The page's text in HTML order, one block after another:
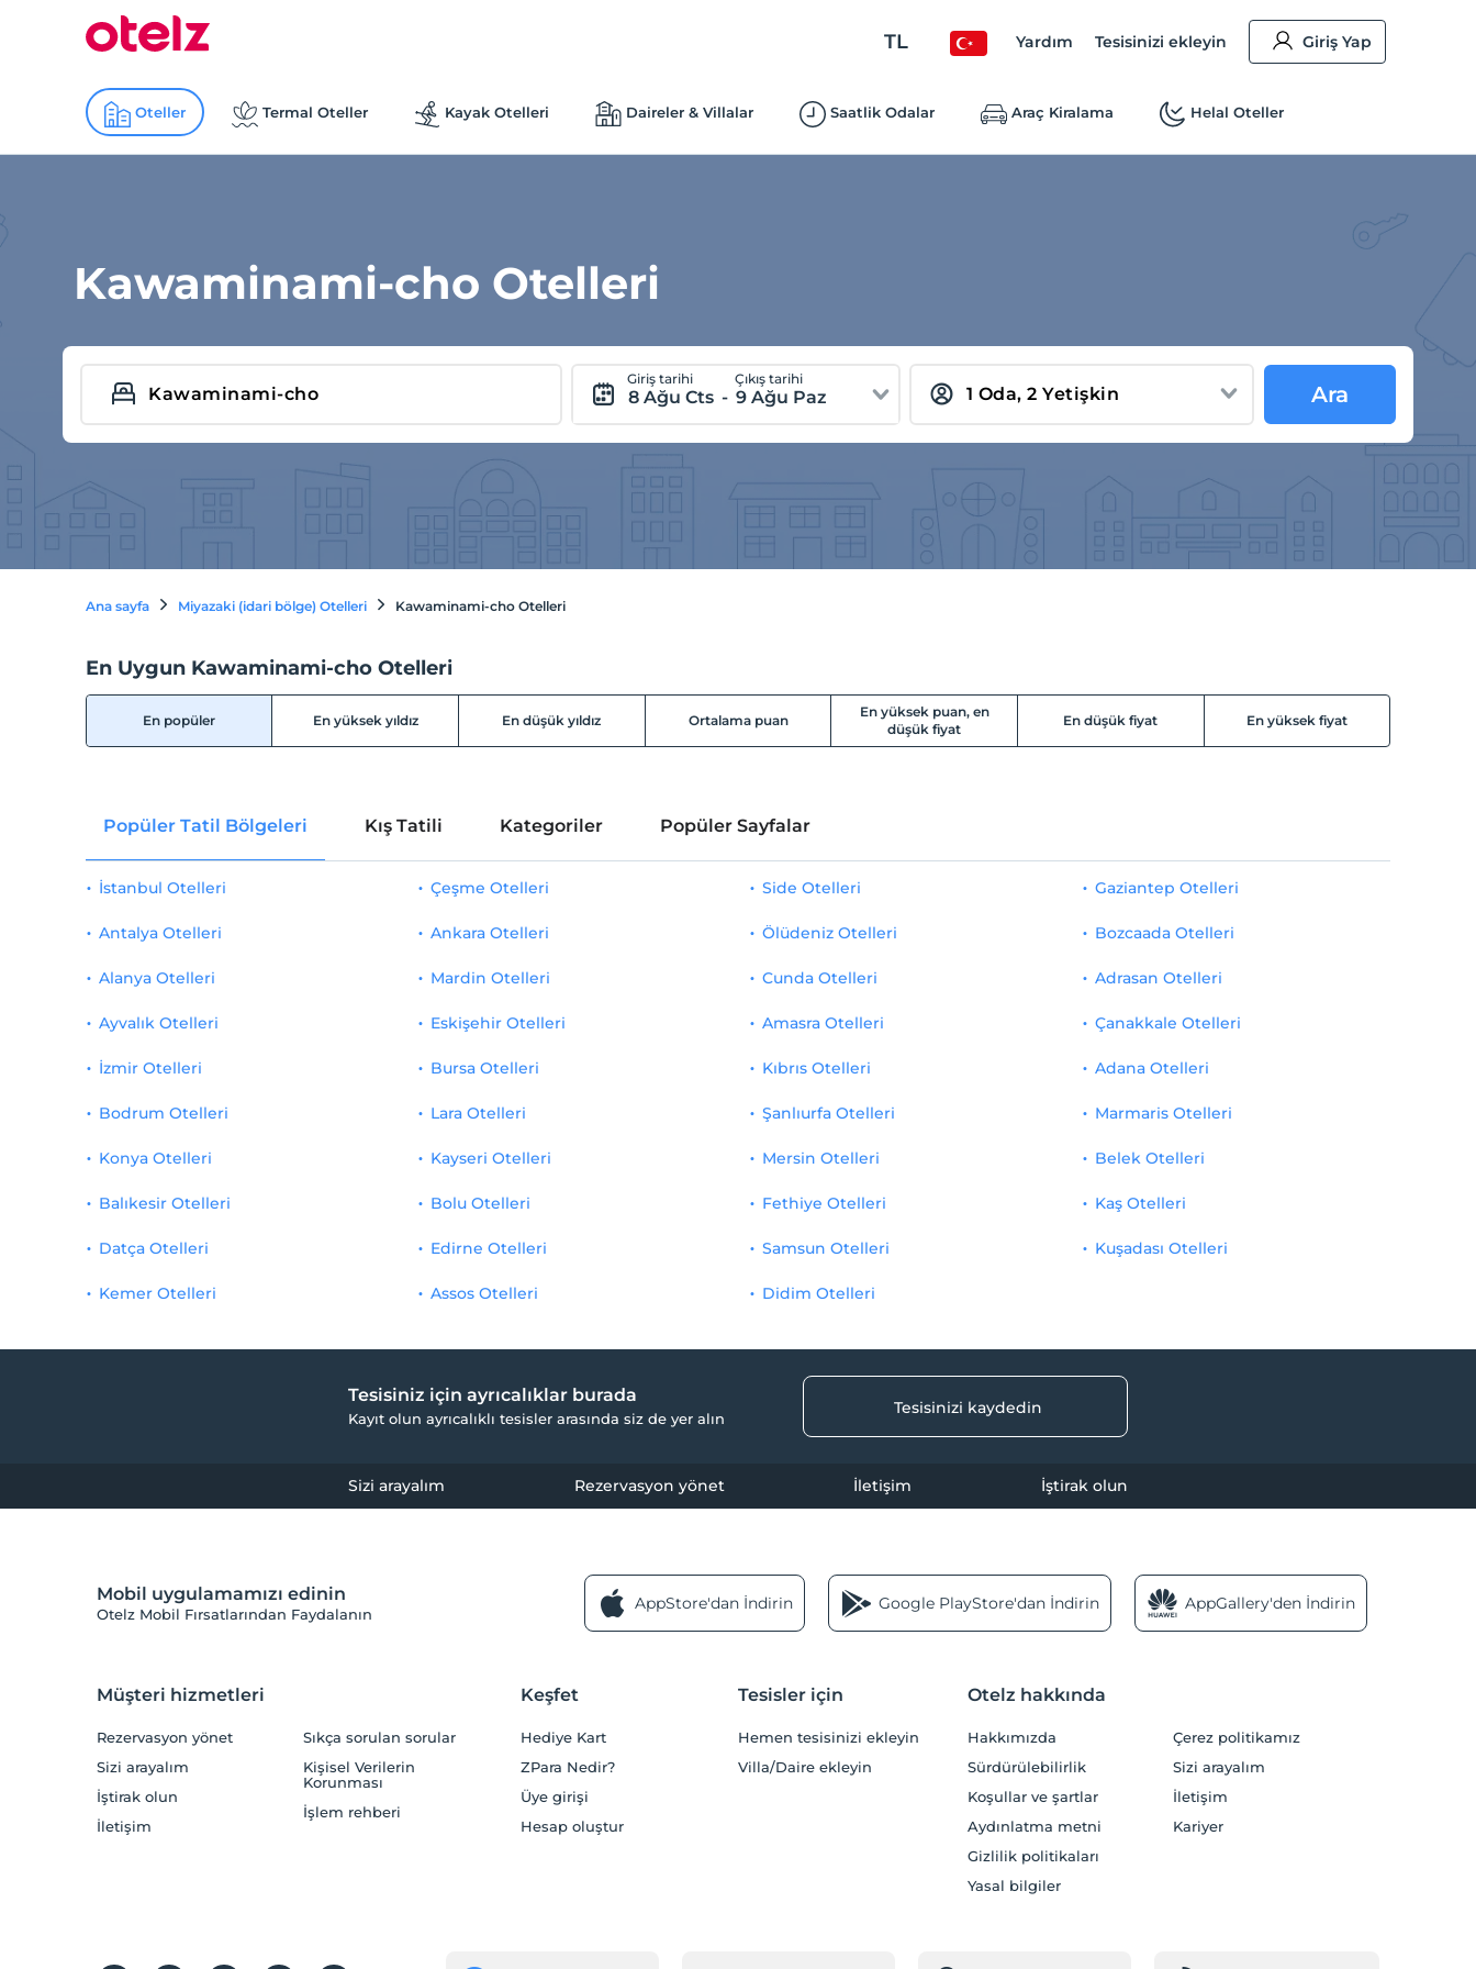
TL Yardım Tesisinizi ekleyin Giriş Yap
Oteller Termal Oteller Kayak Otelleri Daireler & Villalar Saatlik Odalar Araç Kiralama Helal Oteller
Kawaminami-cho Otelleri
Giriş tarihi
8 Ağu Cts -
Çıkış tarihi
9 Ağu Paz Ara
Ana sayfa Miyazaki (idari bölge) Otelleri Kawaminami-cho Otelleri
En Uygun Kawaminami-cho Otelleri
En popüler En yüksek yıldız En düşük yıldız Ortalama puan
En yüksek puan, en
düşük fiyat
En düşük fiyat En yüksek fiyat
Popüler Tatil Bölgeleri Kış Tatili Kategoriler Popüler Sayfalar
İstanbul Otelleri
Antalya Otelleri
Alanya Otelleri
Ayvalık Otelleri
İzmir Otelleri
Çeşme Otelleri
Ankara Otelleri
Mardin Otelleri
Eskişehir Otelleri
Bursa Otelleri
Side Otelleri
Ölüdeniz Otelleri
Cunda Otelleri
Amasra Otelleri
Kıbrıs Otelleri
Gaziantep Otelleri
Bozcaada Otelleri
Adrasan Otelleri
Çanakkale Otelleri
Adana Otelleri
Bodrum Otelleri
Konya Otelleri
Balıkesir Otelleri
Datça Otelleri
Kemer Otelleri
Lara Otelleri
Kayseri Otelleri
Bolu Otelleri
Edirne Otelleri
Assos Otelleri
Şanlıurfa Otelleri
Mersin Otelleri
Fethiye Otelleri
Samsun Otelleri
Didim Otelleri
Marmaris Otelleri
Belek Otelleri
Kaş Otelleri
Kuşadası Otelleri
Tesisiniz için ayrıcalıklar burada
Kayıt olun ayrıcalıklı tesisler arasında siz de yer alın
Tesisinizi kaydedin
Sizi arayalım Rezervasyon yönet İletişim İştirak olun
Mobil uygulamamızı edinin
Otelz Mobil Fırsatlarından Faydalanın
AppStore'dan İndirin Google PlayStore'dan İndirin AppGallery'den İndirin
Müşteri hizmetleri
Rezervasyon yönet
Sizi arayalım
İştirak olun
İletişim
Sıkça sorulan sorular
Kişisel Verilerin
Korunması
İşlem rehberi
Keşfet
Hediye Kart
ZPara Nedir?
Üye girişi
Hesap oluştur
Tesisler için
Hemen tesisinizi ekleyin
Villa/Daire ekleyin
Otelz hakkında
Hakkımızda
Sürdürülebilirlik
Koşullar ve şartlar
Aydınlatma metni
Gizlilik politikaları
Yasal bilgiler
Çerez politikamız
Sizi arayalım
İletişim
Kariyer